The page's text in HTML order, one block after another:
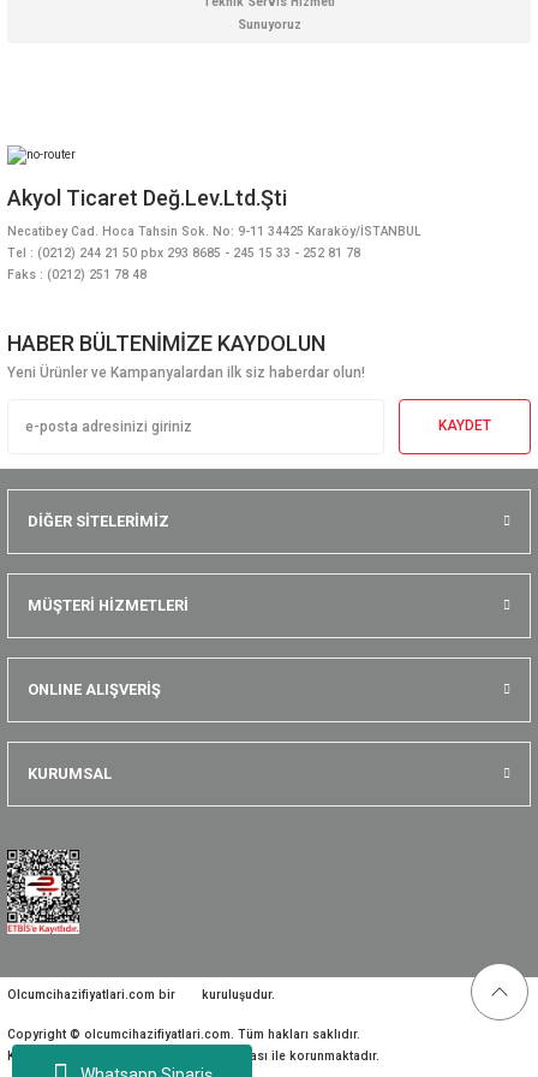
Sunuyoruz
Akyol Ticaret Değ.Lev.Ltd.Şti
Necatibey Cad. Hoca Tahsin Sok. No: 9-11 34425 Karaköy/İSTANBUL
Tel : (0212) 244 21 50 pbx 293 8685 - 245 15 33 - 252 81 78
Faks : (0212) 251 78 48
HABER BÜLTENİMİZE KAYDOLUN
Yeni Ürünler ve Kampanyalardan ilk siz haberdar olun!
KAYDET
DİĞER SİTELERİMİZ
MÜŞTERİ HİZMETLERİ
ONLINE ALIŞVERİŞ
KURUMSAL
Olcumcihazifiyatlari.com bir kuruluşudur.
Copyright © olcumcihazifiyatlari.com. Tüm hakları saklıdır.
Kredi kartı bilgileriniz 256bit SSL sertifikası ile korunmaktadır.